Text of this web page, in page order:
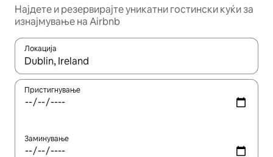
Најдете и резервирајте уникатни гостински куќи за
изнајмување на Airbnb
Локација
Кога резултатите се достапни, движете се со копчињата
Пристигнување
Заминување